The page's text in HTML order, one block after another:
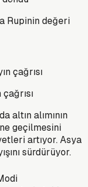
Rupinin değeri
altın alımının
geçilmesini
artıyor. Asya
sürdürüyor.